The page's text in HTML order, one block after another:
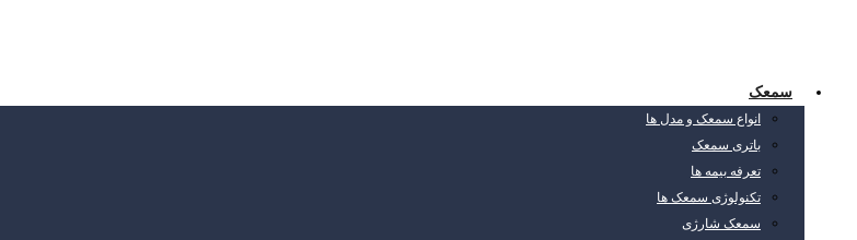
سمعک
انواع سمعک و مدل ها
باتری سمعک
تعرفه بیمه ها
تکنولوژی سمعک ها
سمعک شارژی